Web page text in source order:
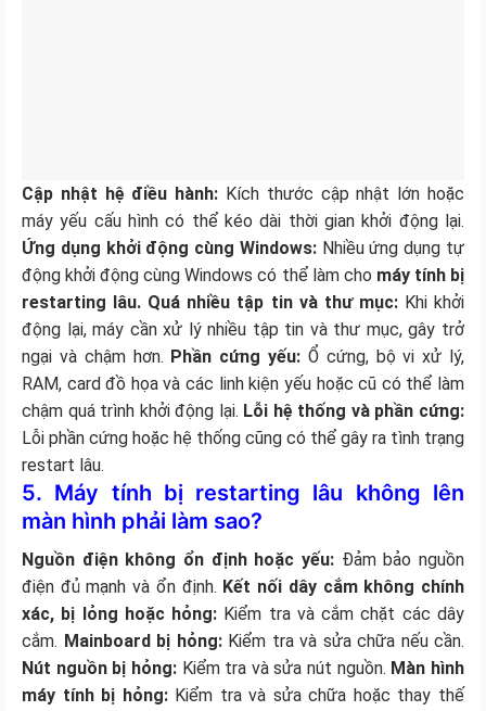
Cập nhật hệ điều hành: Kích thước cập nhật lớn hoặc
máy yếu cấu hình có thể kéo dài thời gian khởi động lại.
Ứng dụng khởi động cùng Windows:Nhiều ứng dụng tự
động khởi động cùng Windows có thể làm cho máy tính bị
restarting lâu. Quá nhiều tập tin và thư mục:Khi khởi
động lại, máy cần xử lý nhiều tập tin và thư mục, gây trở
ngại và chậm hơn. Phần cứng yếu: Ổ cứng, bộ vi xử lý,
RAM, card đồ họa và các linh kiện yếu hoặc cũ có thể làm
chậm quá trình khởi động lại. Lỗi hệ thống và phần cứng:
Lỗi phần cứng hoặc hệ thống cũng có thể gây ra tình trạng
restart lâu.
5. Máy tính bị restarting lâu không lên
màn hình phải làm sao?
Nguồn điện không ổn định hoặc yếu: Đảm bảo nguồn
điện đủ mạnh và ổn định. Kết nối dây cắm không chính
xác, bị lỏng hoặc hỏng: Kiểm tra và cắm chặt các dây
cắm. Mainboard bị hỏng:Kiểm tra và sửa chữa nếu cần.
Nút nguồn bị hỏng:Kiểm tra và sửa nút nguồn. Màn hình
máy tính bị hỏng:Kiểm tra và sửa chữa hoặc thay thế